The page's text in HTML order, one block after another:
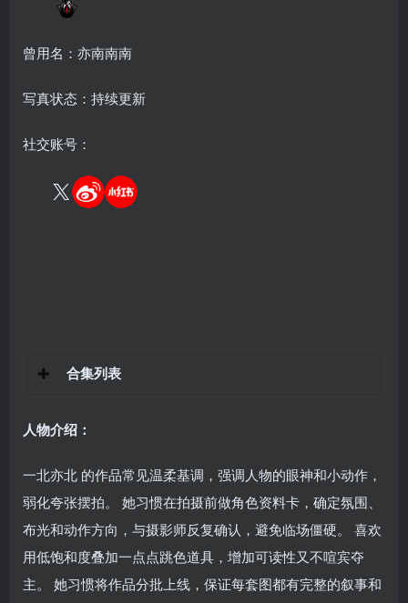
曾用名：亦南南南
写真状态：持续更新
社交账号：
合集列表
人物介绍：
一北亦北 的作品常见温柔基调，强调人物的眼神和小动作，
弱化夸张摆拍。 她习惯在拍摄前做角色资料卡，确定氛围、
布光和动作方向，与摄影师反复确认，避免临场僵硬。 喜欢
用低饱和度叠加一点点跳色道具，增加可读性又不喧宾夺
主。 她习惯将作品分批上线，保证每套图都有完整的叙事和